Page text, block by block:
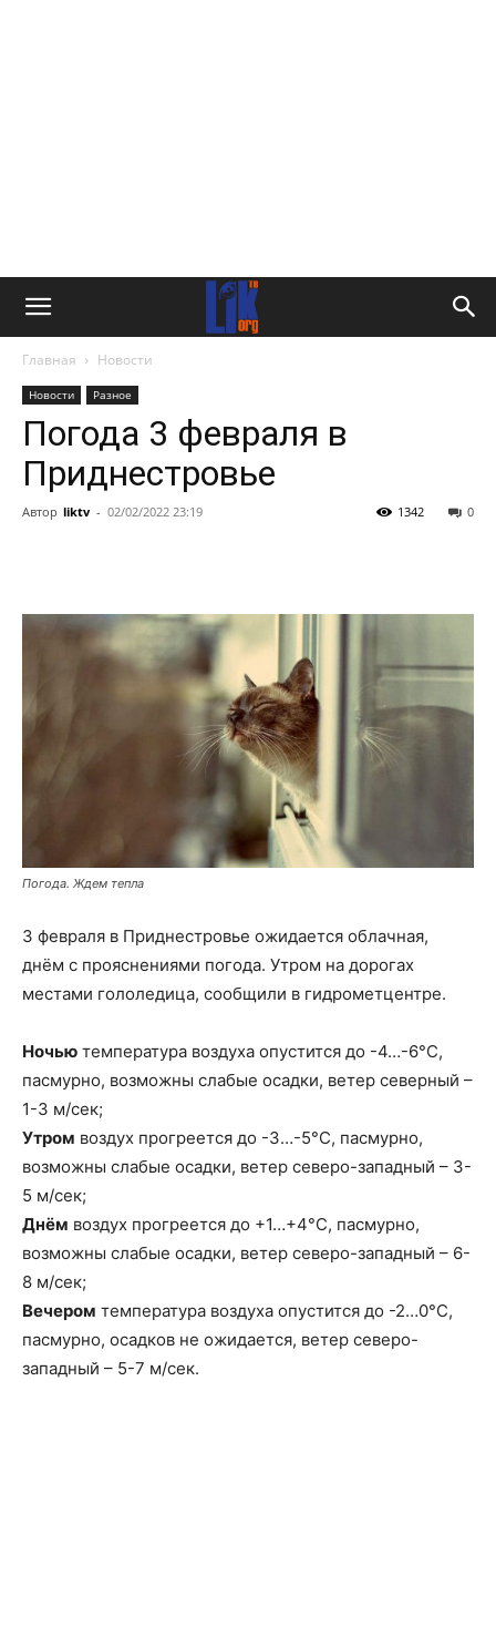
Главная Новости
Новости Разное
Погода 3 февраля в
Приднестровье
Автор liktv - 02/02/2022 23:19 0
1342
Погода. Ждем тепла
3 февраля в Приднестровье ожидается облачная,
днём с прояснениями погода. Утром на дорогах
местами гололедица, сообщили в гидрометцентре.
Ночью температура воздуха опустится до -4…-6°C,
пасмурно, возможны слабые осадки, ветeр северный –
1-3 м/сек;
Утром воздух прогреется до -3…-5°C, пасмурно,
возможны слабые осадки, ветeр северо-западный – 3-
5 м/сек;
Днём воздух прогреется до +1…+4°C, пасмурно,
возможны слабые осадки, ветeр северо-западный – 6-
8 м/сек;
Вечером температура воздуха опустится до -2…0°C,
пасмурно, осадков не ожидается, ветeр северо-
западный – 5-7 м/сек.